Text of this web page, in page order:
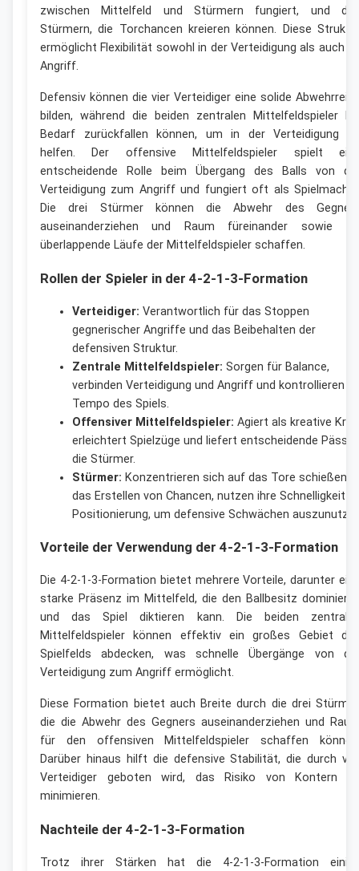
zwischen Mittelfeld und Stürmern fungiert, und
Stürmern, die Torchancen kreieren können. Diese
ermöglicht Flexibilität sowohl in der Verteidigung als auch
Angriff.
Defensiv können die vier Verteidiger eine solide
bilden, während die beiden zentralen Mittelfeldspieler
Bedarf zurückfallen können, um in der Verteidigung
helfen. Der offensive Mittelfeldspieler spielt
entscheidende Rolle beim Übergang des Balls von
Verteidigung zum Angriff und fungiert oft als
Die drei Stürmer können die Abwehr des
auseinanderziehen und Raum füreinander sowie
überlappende Läufe der Mittelfeldspieler schaffen.
Rollen der Spieler in der 4-2-1-3-Formation
Verteidiger: Verantwortlich für das Stoppen
gegnerischer Angriffe und das Beibehalten der
defensiven Struktur.
Zentrale Mittelfeldspieler: Sorgen für Balance,
verbinden Verteidigung und Angriff und kontrollieren
Tempo des Spiels.
Offensiver Mittelfeldspieler: Agiert als kreative
erleichtert Spielzüge und liefert entscheidende Pässe
die Stürmer.
Stürmer: Konzentrieren sich auf das Tore schießen
das Erstellen von Chancen, nutzen ihre Schnelligkeit
Positionierung, um defensive Schwächen
Vorteile der Verwendung der 4-2-1-3-Formation
Die 4-2-1-3-Formation bietet mehrere Vorteile, darunter
starke Präsenz im Mittelfeld, die den Ballbesitz
und das Spiel diktieren kann. Die beiden
Mittelfeldspieler können effektiv ein großes Gebiet
Spielfelds abdecken, was schnelle Übergänge von
Verteidigung zum Angriff ermöglicht.
Diese Formation bietet auch Breite durch die drei
die die Abwehr des Gegners auseinanderziehen und
für den offensiven Mittelfeldspieler schaffen
Darüber hinaus hilft die defensive Stabilität, die durch
Verteidiger geboten wird, das Risiko von Kontern
minimieren.
Nachteile der 4-2-1-3-Formation
Trotz ihrer Stärken hat die 4-2-1-3-Formation